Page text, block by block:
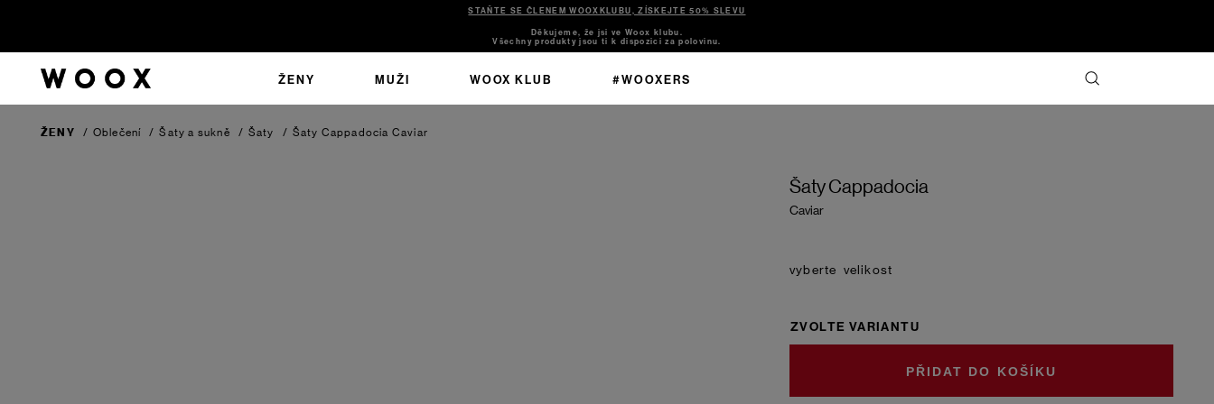
STAŇTE SE ČLENEM WOOXKLUBU, ZÍSKEJTE 50% SLEVU
Děkujeme, že jsi ve Woox klubu.
Všechny produkty jsou ti k dispozici za polovinu.
ŽENY MUŽI WOOX KLUB #WOOXERS
ŽENY / Oblečení / Šaty a sukně / Šaty / Šaty Cappadocia Caviar
Šaty Cappadocia
Caviar
velikost
ZVOLTE VARIANTU
DO KOŠÍKU